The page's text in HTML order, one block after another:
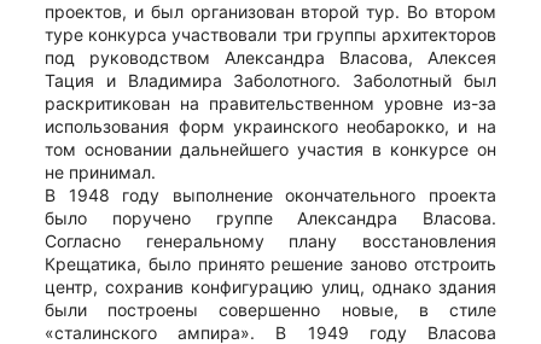
проектов, и был организован второй тур. Во втором
туре конкурса участвовали три группы архитекторов
под руководством Александра Власова, Алексея
Тация и Владимира Заболотного. Заболотный был
раскритикован на правительственном уровне из-за
использования форм украинского необарокко, и на
том основании дальнейшего участия в конкурсе он
не принимал.
В 1948 году выполнение окончательного проекта
было поручено группе Александра Власова.
Согласно генеральному плану восстановления
Крещатика, было принято решение заново отстроить
центр, сохранив конфигурацию улиц, однако здания
были построены совершенно новые, в стиле
«сталинского ампира». В 1949 году Власова